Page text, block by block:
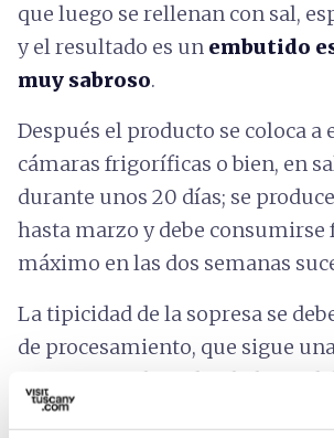
que luego se rellenan con sal,
y el resultado es un embutido
muy sabroso.
Después el producto se coloca a
cámaras frigoríficas o bien, en
durante unos 20 días; se
hasta marzo y debe consumirse
máximo en las dos semanas
La tipicidad de la sopresa se
de procesamiento, que sigue
antigua e inalterada a lo largo
Generalmente, se come con